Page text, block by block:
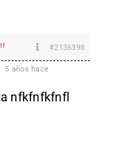
#2136398
5 años hace
nfkfnfkfnfl